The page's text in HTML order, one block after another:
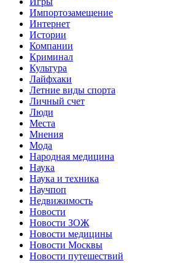
Импортозамещение
Интернет
Истории
Компании
Криминал
Культура
Лайфхаки
Летние виды спорта
Личный счет
Люди
Места
Мнения
Мода
Народная медицина
Наука
Наука и техника
Научпоп
Недвижимость
Новости
Новости ЗОЖ
Новости медицины
Новости Москвы
Новости путешествий